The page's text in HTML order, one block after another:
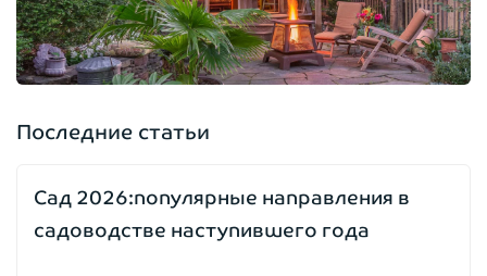
Последние статьи
Сад 2026:популярные направления в
садоводстве наступившего года